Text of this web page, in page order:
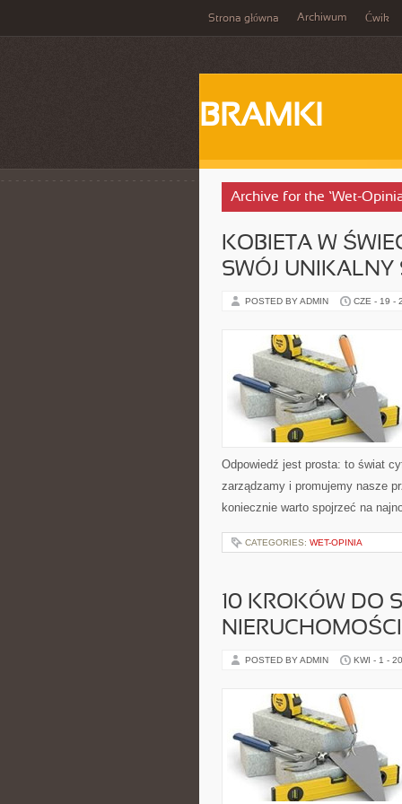
Strona główna Archiwum Ćwik
BRAMKI
Archive for the ‘Wet-
KOBIETA W
SWÓJ UNIKALNY
POSTED BY ADMIN CZE - 19 -
Odpowiedź jest prosta: to świat
zarządzamy i promujemy nasze
koniecznie warto spojrzeć na
CATEGORIES: WET-OPINIA
10 KROKÓW DO
POSTED BY ADMIN KWI - 1 -